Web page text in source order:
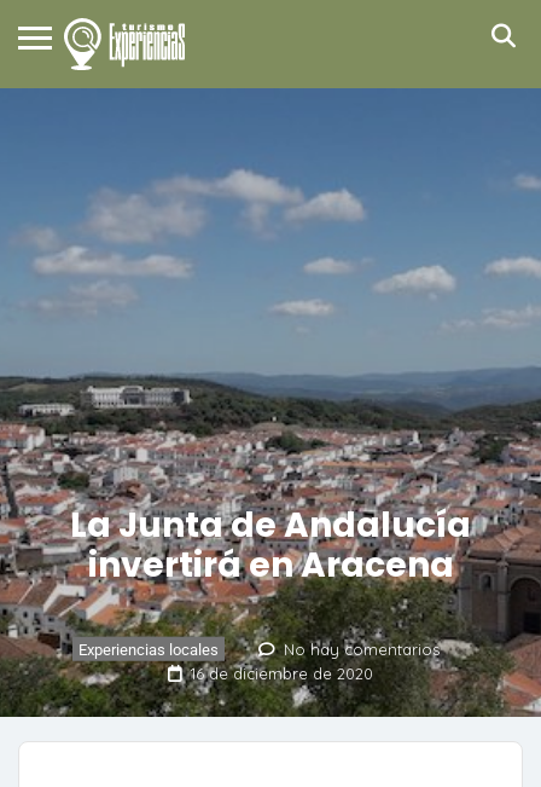
La Junta de Andalucía
invertirá en Aracena
Experiencias locales
No hay comentarios
16 de diciembre de 2020